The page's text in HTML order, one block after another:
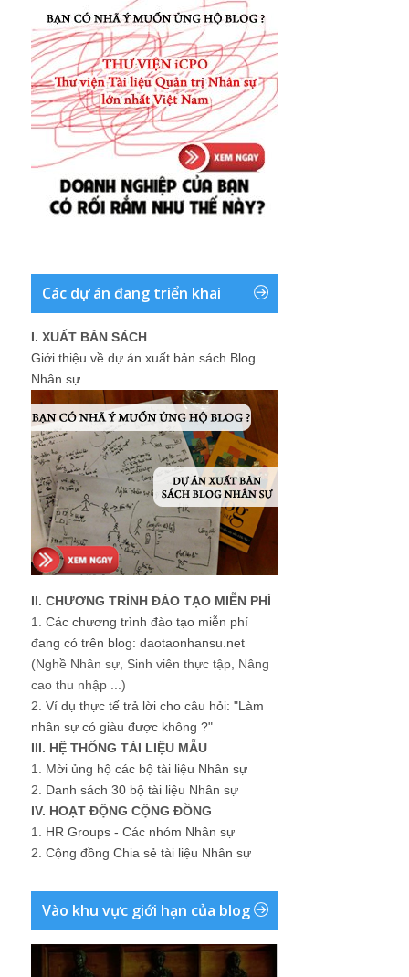
Các dự án đang triển khai
I. XUẤT BẢN SÁCH
Giới thiệu về dự án xuất bản sách Blog
Nhân sự
II. CHƯƠNG TRÌNH ĐÀO TẠO MIỄN PHÍ
1. Các chương trình đào tạo miễn phí
đang có trên blog: daotaonhansu.net
(Nghề Nhân sự, Sinh viên thực tập, Nâng
cao thu nhập ...)
2. Ví dụ thực tế trả lời cho câu hỏi: "Làm
nhân sự có giàu được không ?"
III. HỆ THỐNG TÀI LIỆU MẪU
1. Mời ủng hộ các bộ tài liệu Nhân sự
2. Danh sách 30 bộ tài liệu Nhân sự
IV. HOẠT ĐỘNG CỘNG ĐỒNG
1. HR Groups - Các nhóm Nhân sự
2. Cộng đồng Chia sẻ tài liệu Nhân sự
Vào khu vực giới hạn của blog